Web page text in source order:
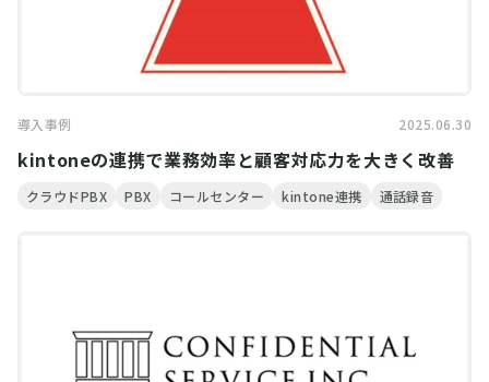
導入事例 2025.06.30
kintoneの連携で業務効率と顧客対応力を大きく改善
クラウドPBX PBX コールセンター kintone連携 通話録音